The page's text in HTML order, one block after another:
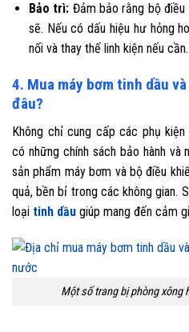
Bảo trì: Đảm bảo rằng bộ
sẽ. Nếu có dấu hiệu hư hỏng
nối và thay thế linh kiện nếu cần.
4. Mua máy bơm tinh dầu
đâu?
Không chỉ cung cấp các phụ kiện
có những chính sách bảo hành và
sản phẩm máy bơm và bộ điều
quả, bền bỉ trong các không gian.
loại tinh dầu giúp mang đến cảm
Một số trang bị phòng xông